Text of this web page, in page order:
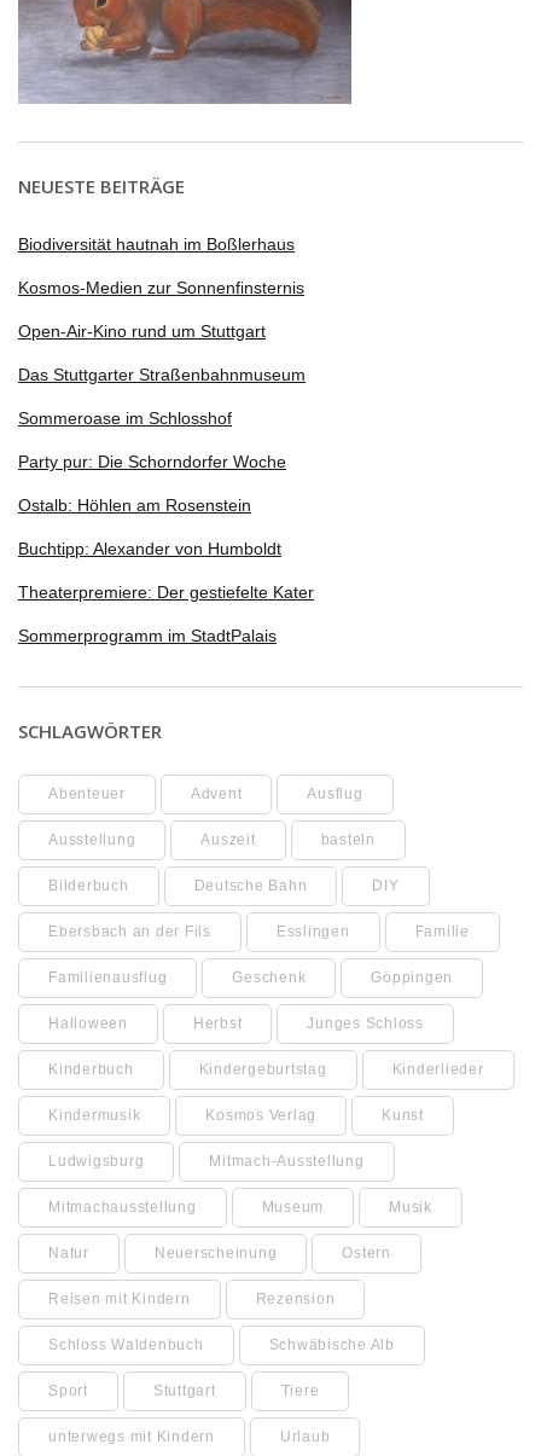
NEUESTE BEITRÄGE
Biodiversität hautnah im Boßlerhaus
Kosmos-Medien zur Sonnenfinsternis
Open-Air-Kino rund um Stuttgart
Das Stuttgarter Straßenbahnmuseum
Sommeroase im Schlosshof
Party pur: Die Schorndorfer Woche
Ostalb: Höhlen am Rosenstein
Buchtipp: Alexander von Humboldt
Theaterpremiere: Der gestiefelte Kater
Sommerprogramm im StadtPalais
SCHLAGWÖRTER
Abenteuer Advent Ausflug
Ausstellung Auszeit basteln
Bilderbuch Deutsche Bahn DIY
Ebersbach an der Fils Esslingen Familie
Familienausflug Geschenk Göppingen
Halloween Herbst Junges Schloss
Kinderbuch Kindergeburtstag Kinderlieder
Kindermusik Kosmos Verlag Kunst
Ludwigsburg Mitmach-Ausstellung
Mitmachausstellung Museum Musik
Natur Neuerscheinung Ostern
Reisen mit Kindern Rezension
Schloss Waldenbuch Schwäbische Alb
Sport Stuttgart Tiere
unterwegs mit Kindern Urlaub